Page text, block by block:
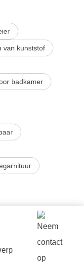
van kunststof
badkamer